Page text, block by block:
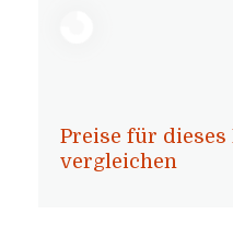
Preise für dieses
vergleichen